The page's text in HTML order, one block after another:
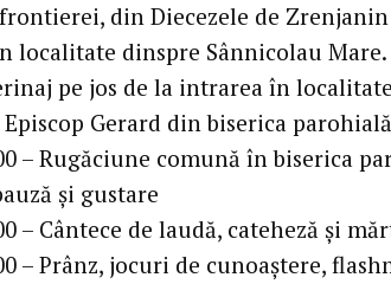
din Diecezele de
localitate dinspre Sânnicolau
pe jos de la intrarea în
Gerard din biserica
– Rugăciune comună în biserica
și gustare
– Cântece de laudă, cateheză și
– Prânz, jocuri de cunoaștere,